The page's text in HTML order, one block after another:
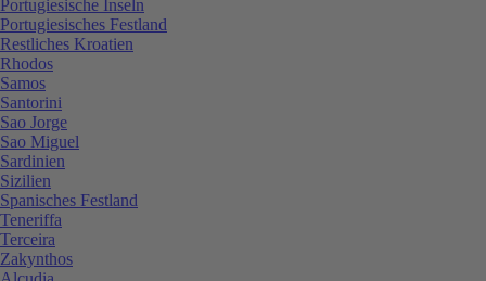
Portugiesische Inseln
Portugiesisches Festland
Restliches Kroatien
Rhodos
Samos
Santorini
Sao Jorge
Sao Miguel
Sardinien
Sizilien
Spanisches Festland
Teneriffa
Terceira
Zakynthos